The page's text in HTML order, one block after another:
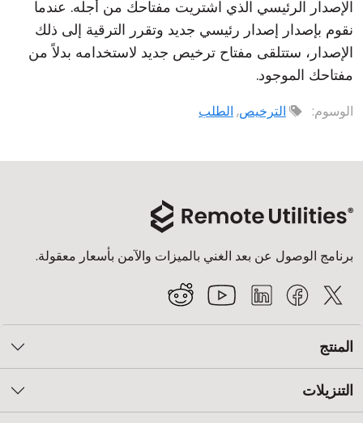
الإصدار الرئيسي الذي اشتريت مفتاحك من أجله. عندما
نقوم بإصدار إصدار رئيسي جديد وتقرر الترقية إلى ذلك
الإصدار، ستتلقى مفتاح ترخيص جديد لاستخدامه بدلاً من
مفتاحك الموجود.
الوسوم: الترخيص, الطلب
برنامج الوصول عن بعد الغني بالميزات والآمن بأسعار معقولة.
المنتج
التنزيلات